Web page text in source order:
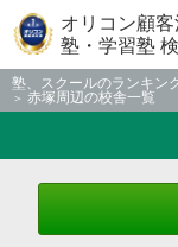
オリコン顧
塾・学習塾
塾、スクールのランキン
赤塚周辺の校舎一覧